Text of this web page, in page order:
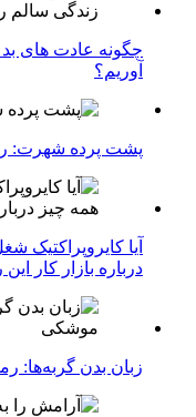
چگونه عادت‌ های
آوریم؟
پشت پرده شهرت:
آیا
درباره بازار کار
زبان بدن گربه‌ها: